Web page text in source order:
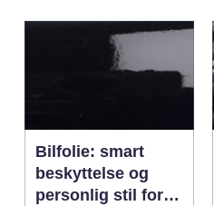
Bilfolie: smart
beskyttelse og
personlig stil for